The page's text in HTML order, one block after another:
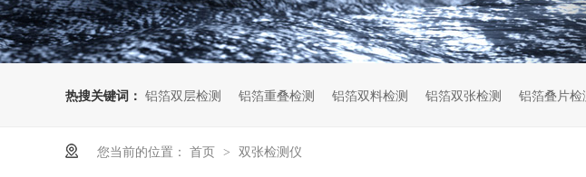
热搜关键词： 铝箔双层检测 铝箔重叠检测 铝箔双料检测 铝箔双张检测 铝箔叠片检
您当前的位置： 首页 > 双张检测仪